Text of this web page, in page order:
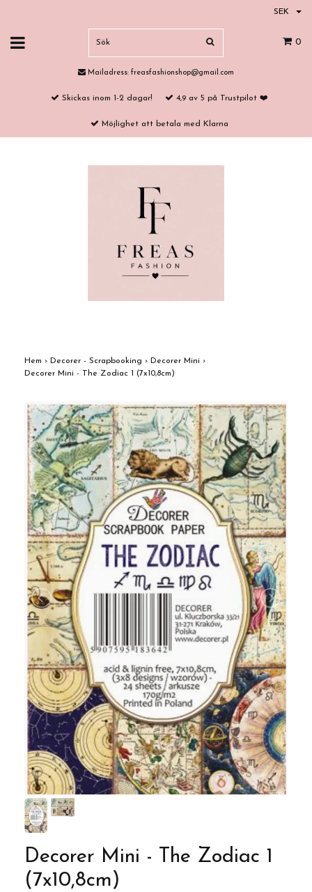
SEK
0
Mailadress: freasfashionshop@gmail.com
Skickas inom 1-2 dagar! 4,9 av 5 på Trustpilot ❤️
Möjlighet att betala med Klarna
Hem › Decorer - Scrapbooking › Decorer Mini ›
Decorer Mini - The Zodiac 1 (7x10,8cm)
Decorer Mini - The Zodiac 1
(7x10,8cm)